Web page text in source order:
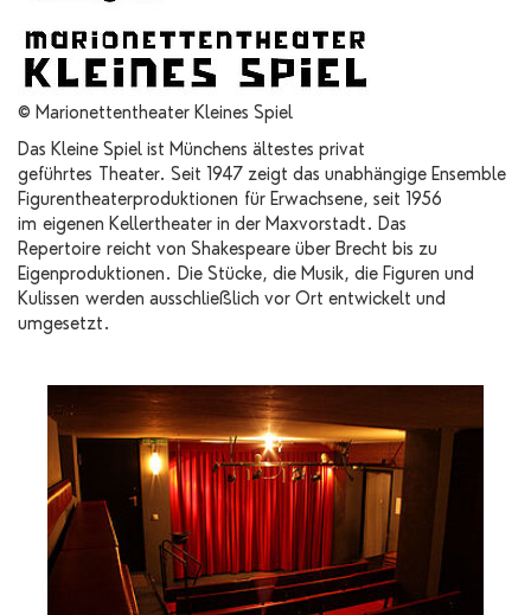
© Marionettentheater Kleines Spiel
Das Kleine Spiel ist Münchens ältestes privat
geführtes Theater. Seit 1947 zeigt das unabhängige Ensemble
Figurentheaterproduktionen für Erwachsene, seit 1956
im eigenen Kellertheater in der Maxvorstadt. Das
Repertoire reicht von Shakespeare über Brecht bis zu
Eigenproduktionen. Die Stücke, die Musik, die Figuren und
Kulissen werden ausschließlich vor Ort entwickelt und
umgesetzt.